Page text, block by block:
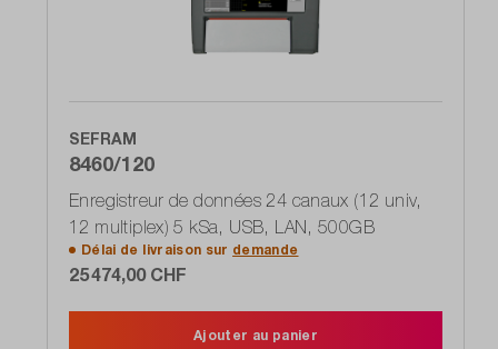
SEFRAM
8460/120
Enregistreur de données 24 canaux (12 univ,
12 multiplex) 5 kSa, USB, LAN, 500GB
Délai de livraison sur demande
25 474,00 CHF
Ajouter au panier